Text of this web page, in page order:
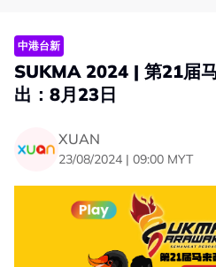
中港台新
SUKMA 2024 | 第21届
出：8月23日
XUAN
23/08/2024 | 09:00 MYT